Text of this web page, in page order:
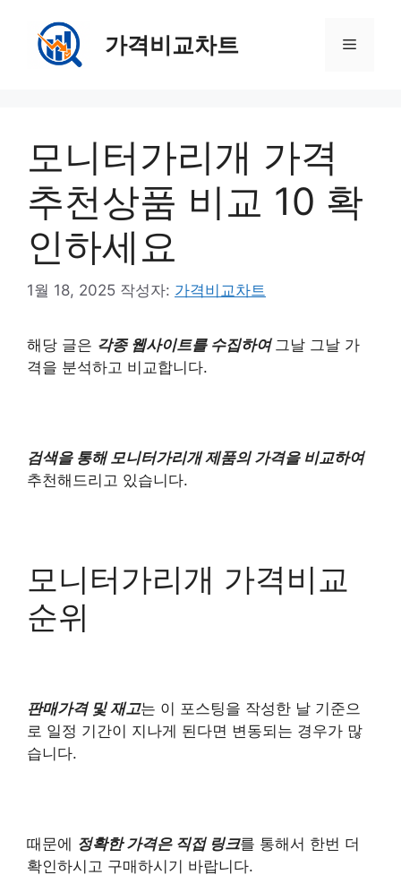
가격비교차트 메
모니터가리개 가격
추천상품 비교 10 확
인하세요
1월 18, 2025 작성자: 가격비교차트
해당 글은 각종 웹사이트를 수집하여 그날 그날 가
격을 분석하고 비교합니다.
검색을 통해 모니터가리개 제품의 가격을 비교하여
추천해드리고 있습니다.
모니터가리개 가격비교
순위
판매가격 및 재고는 이 포스팅을 작성한 날 기준으
로 일정 기간이 지나게 된다면 변동되는 경우가 많
습니다.
때문에 정확한 가격은 직접 링크를 통해서 한번 더
확인하시고 구매하시기 바랍니다.